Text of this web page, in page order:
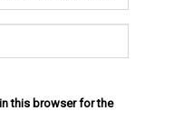
this browser for the